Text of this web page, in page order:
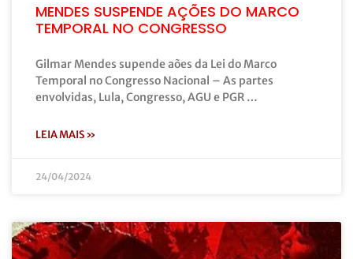
MENDES SUSPENDE AÇÕES DO MARCO
TEMPORAL NO CONGRESSO
Gilmar Mendes supende aões da Lei do Marco
Temporal no Congresso Nacional – As partes
envolvidas, Lula, Congresso, AGU e PGR …
LEIA MAIS »
24/04/2024